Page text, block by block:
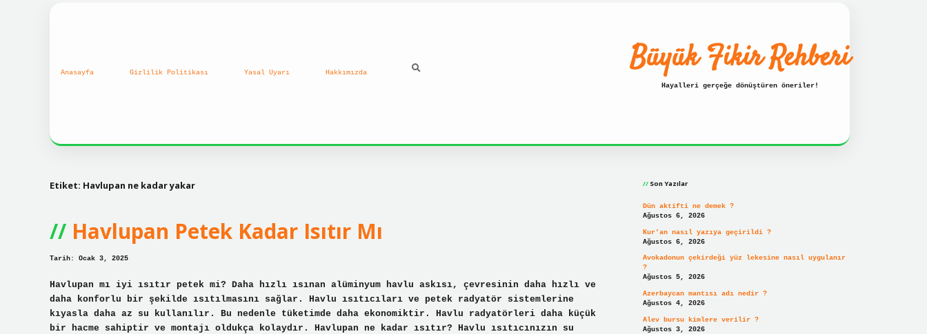
Anasayfa Gizlilik Politikası Yasal Uyarı Hakkımızda Büyük Fikir Rehberi
Hayalleri gerçeğe dönüştüren öneriler!
Etiket: Havlupan ne kadar yakar
Havlupan Petek Kadar Isıtır Mı
Tarih: Ocak 3, 2025
Havlupan mı iyi ısıtır petek mi? Daha hızlı ısınan alüminyum havlu askısı, çevresinin daha hızlı ve
daha konforlu bir şekilde ısıtılmasını sağlar. Havlu ısıtıcıları ve petek radyatör sistemlerine
kıyasla daha az su kullanılır. Bu nedenle tüketimde daha ekonomiktir. Havlu radyatörleri daha küçük
bir hacme sahiptir ve montajı oldukça kolaydır. Havlupan ne kadar ısıtır? Havlu ısıtıcınızın su
Son Yazılar
Dün aktifti ne demek ?
Ağustos 6, 2026
Kur’an nasıl yazıya geçirildi ?
Ağustos 6, 2026
Avokadonun çekirdeği yüz lekesine nasıl uygulanır
?
Ağustos 5, 2026
Azerbaycan mantısı adı nedir ?
Ağustos 4, 2026
Alev bursu kimlere verilir ?
Ağustos 3, 2026